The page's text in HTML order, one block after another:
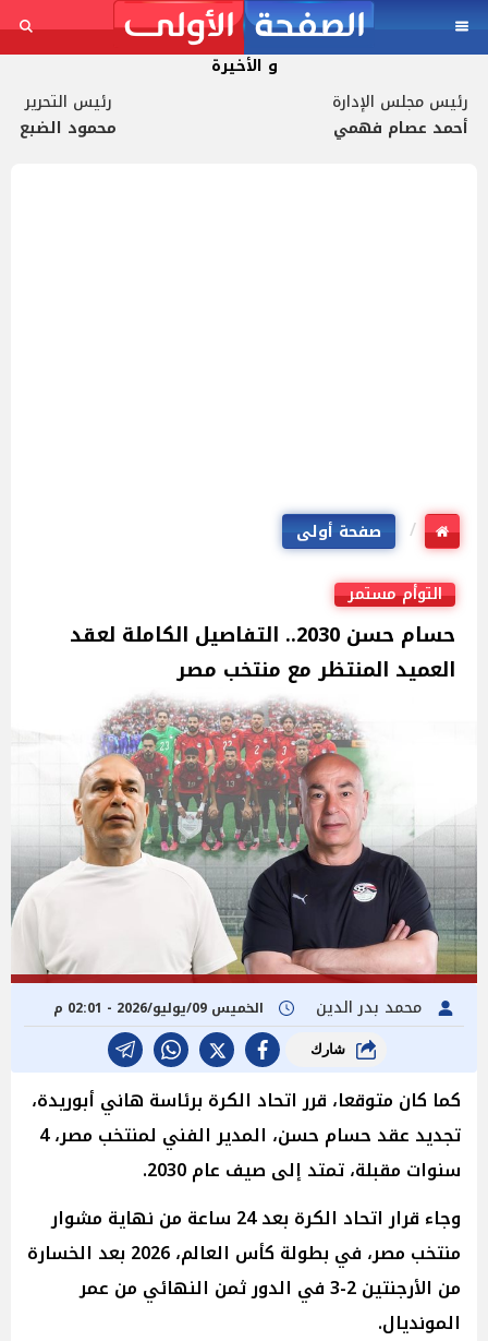
و الأخيرة
رئيس مجلس الإدارة
أحمد عصام فهمي
رئيس التحرير
محمود الضبع
صفحة أولى
التوأم مستمر
حسام حسن 2030.. التفاصيل الكاملة لعقد
العميد المنتظر مع منتخب مصر
محمد بدر الدين الخميس 09/يوليو/2026 - 02:01 م
شارك
كما كان متوقعا، قرر اتحاد الكرة برئاسة هاني أبوريدة،
تجديد عقد حسام حسن، المدير الفني لمنتخب مصر، 4
سنوات مقبلة، تمتد إلى صيف عام 2030.
وجاء قرار اتحاد الكرة بعد 24 ساعة من نهاية مشوار
منتخب مصر، في بطولة كأس العالم، 2026 بعد الخسارة
من الأرجنتين 2-3 في الدور ثمن النهائي من عمر
المونديال.